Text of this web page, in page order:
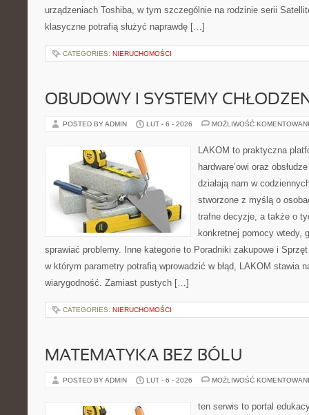
urządzeniach Toshiba, w tym szczególnie na rodzinie serii
klasyczne potrafią służyć naprawdę […]
CATEGORIES: NIERUCHOMOŚCI
OBUDOWY I SYSTEMY
POSTED BY ADMIN LUT - 6 - 2026 MOŻLIWOŚĆ
LAKOM to praktyczna
hardware’owi oraz
działają nam w
stworzone z myślą o
trafne decyzje, a także o
konkretnej pomocy wtedy,
sprawiać problemy. Inne kategorie to Poradniki zakupowe i
w którym parametry potrafią wprowadzić w błąd, LAKOM stawia
wiarygodność. Zamiast pustych […]
CATEGORIES: NIERUCHOMOŚCI
MATEMATYKA BEZ BÓLU
POSTED BY ADMIN LUT - 6 - 2026 MOŻLIWOŚĆ
ten serwis to portal